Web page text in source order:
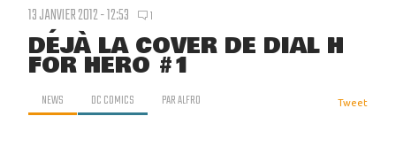
13 JANVIER 2012 - 12:53 1
DÉJÀ LA COVER DE DIAL H
FOR HERO #1
NEWS DC COMICS PARALFRO Tweet